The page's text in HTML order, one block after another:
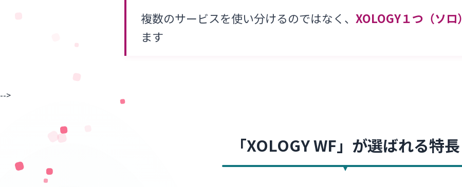
複数のサービスを使い分けるのではなく、 XOLOGY１つ（ソロ）
ます
-->
「XOLOGY WF」が選ばれる特長